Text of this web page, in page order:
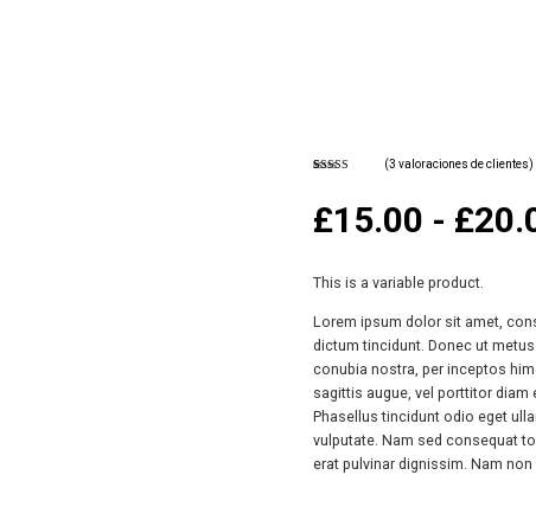
de 5 en
base a
valoracion
(3 valoraciones de clientes)
£15.00 - £
This is a variable product.
Lorem ipsum dolor sit amet,
dictum tincidunt. Donec ut
conubia nostra, per inceptos
sagittis augue, vel porttitor diam
Phasellus tincidunt odio eget
vulputate. Nam sed consequat
erat pulvinar dignissim. Nam